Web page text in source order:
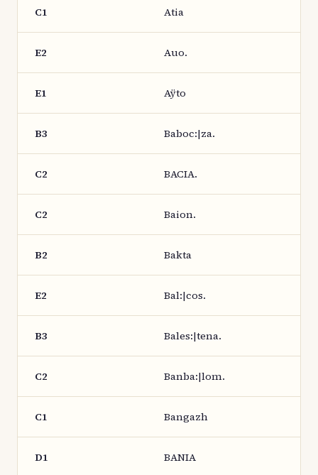
C1 Atia
E2 Auo.
E1 Aÿto
B3 Baboc:|za.
C2 BACIA.
C2 Baion.
B2 Bakta
E2 Bal:|cos.
B3 Bales:|tena.
C2 Banba:|lom.
C1 Bangazh
D1 BANIA